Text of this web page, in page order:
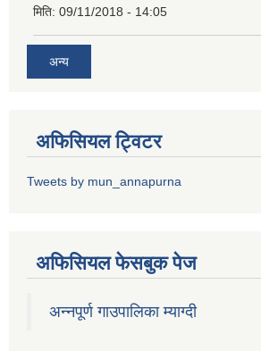
मिति: 09/11/2018 - 14:05
अन्य
अफिसियल ट्विटर
Tweets by mun_annapurna
अफिसियल फेसबुक पेज
अन्नपूर्ण गाउपालिका म्याग्दी